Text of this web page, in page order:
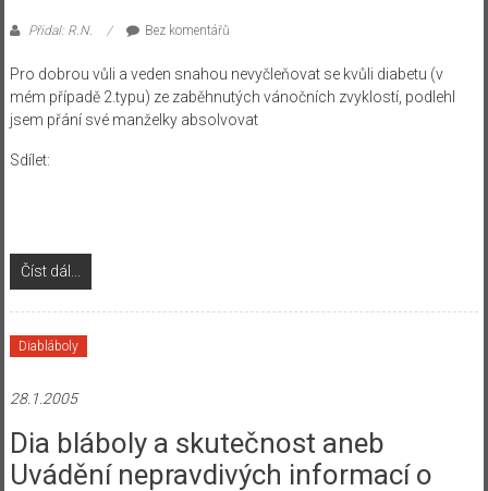
Přidal: R.N. Bez komentářů
Pro dobrou vůli a veden snahou nevyčleňovat se kvůli diabetu (v
mém případě 2.typu) ze zaběhnutých vánočních zvyklostí, podlehl
jsem přání své manželky absolvovat
Sdílet:
Číst dál...
Diabláboly
28.1.2005
Dia bláboly a skutečnost aneb
Uvádění nepravdivých informací o